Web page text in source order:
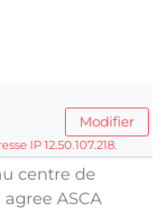
Modifier
IP 12.50.107.218.
centre de
ASCA